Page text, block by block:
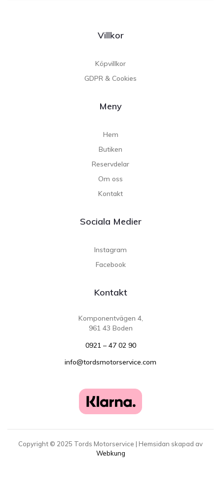
Villkor
Köpvillkor
GDPR & Cookies
Meny
Hem
Butiken
Reservdelar
Om oss
Kontakt
Sociala Medier
Instagram
Facebook
Kontakt
Komponentvägen 4,
961 43 Boden
0921 – 47 02 90
info@tordsmotorservice.com
Copyright © 2025 Tords Motorservice | Hemsidan skapad av
Webkung